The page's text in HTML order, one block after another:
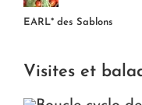
EARL* des Sablons
Visites et